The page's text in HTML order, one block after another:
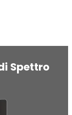
Spettro